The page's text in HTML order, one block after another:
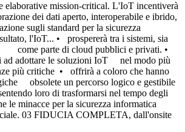
elaborative mission-critical. L'IoT incentiverà
dei dati aperto, interoperabile e ibrido,
sugli standard per la sicurezza
l'IoT... • prospererà tra i sistemi, sia
come parte di cloud pubblici e privati. •
ad adottare le soluzioni IoT nel modo più
più critiche • offrirà a coloro che hanno
obsolete un percorso logico e gestibile
loro di trasformarsi nel tempo degli
le minacce per la sicurezza informatica
03 FIDUCIA COMPLETA, dall'onsite